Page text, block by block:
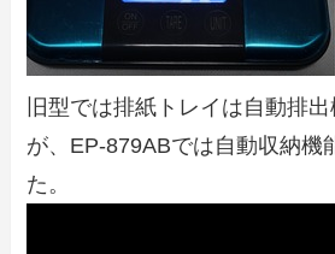
旧型では排紙トレイは自動排
が、EP-879ABでは自動収納機
た。